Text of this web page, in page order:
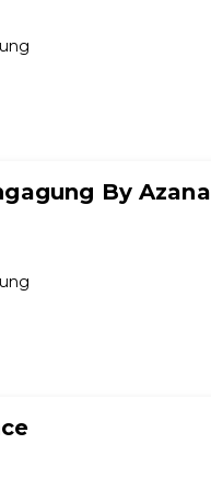
By Azana